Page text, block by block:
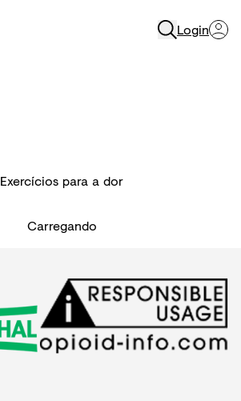
Login
Exercícios para a dor
Carregando